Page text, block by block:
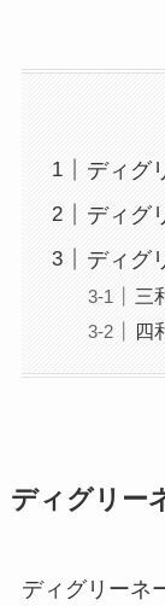
ディグ
ディグ
ディグ
三
四
ディグリー
ディグリーネ